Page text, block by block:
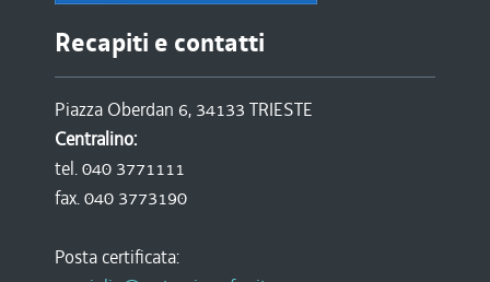
Recapiti e contatti
Piazza Oberdan 6, 34133 TRIESTE
Centralino:
tel. 040 3771111
fax. 040 3773190
Posta certificata: